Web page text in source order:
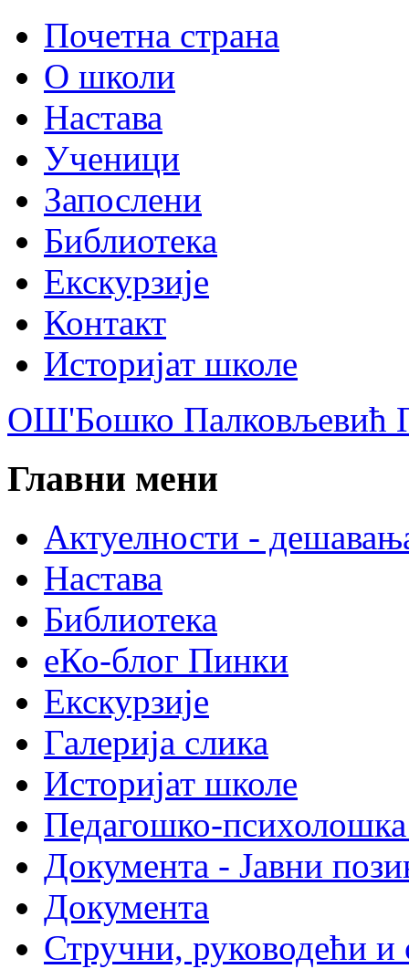
Почетна страна
О школи
Настава
Ученици
Запослени
Библиотека
Екскурзије
Контакт
Историјат школе
ОШ'Бошко Палковљевић
Главни мени
Актуелности -
Настава
Библиотека
еКо-блог Пинки
Екскурзије
Галерија слика
Историјат школе
Педагошко-психолошка
Документа - Јавни
Документа
Стручни, руководећи и